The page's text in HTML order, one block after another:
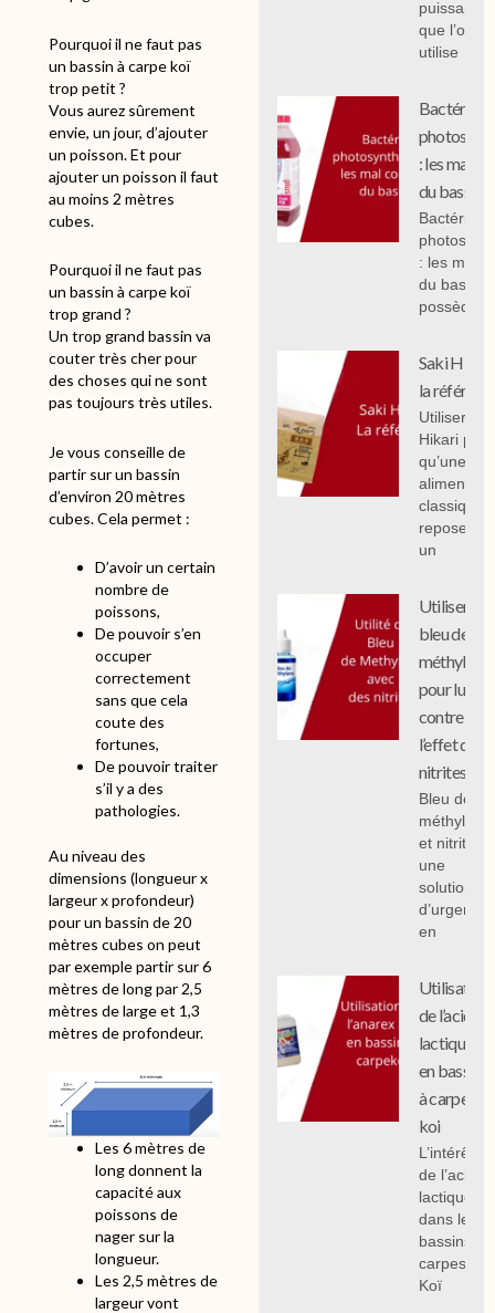
Pourquoi il ne faut pas
un bassin à carpe koï
trop petit ?
Vous aurez sûrement
envie, un jour, d’ajouter
un poisson. Et pour
ajouter un poisson il faut
au moins 2 mètres
cubes.
Pourquoi il ne faut pas
un bassin à carpe koï
trop grand ?
Un trop grand bassin va
couter très cher pour
des choses qui ne sont
pas toujours très utiles.
Je vous conseille de
partir sur un bassin
d’environ 20 mètres
cubes. Cela permet :
D’avoir un certain
nombre de
poissons,
De pouvoir s’en
occuper
correctement
sans que cela
coute des
fortunes,
De pouvoir traiter
s’il y a des
pathologies.
Au niveau des
dimensions (longueur x
largeur x profondeur)
pour un bassin de 20
mètres cubes on peut
par exemple partir sur 6
mètres de long par 2,5
mètres de large et 1,3
mètres de profondeur.
Les 6 mètres de
long donnent la
capacité aux
poissons de
nager sur la
longueur.
Les 2,5 mètres de
largeur vont
puissant
que l’on
utilise
Bactéries
: les mal
du bassin.
Bactéries
: les mal
du bassin,
possèdent
Saki
la
Utiliser
Hikari
qu’une
classique
repose sur
un
Utiliser le
bleu de
méthylène
pour lutter
contre
l’effet des
nitrites
Bleu de
méthylène
et nitrites :
une
solution
d’urgence
en
Utilisation
de l’acide
lactique
en bassin
à carpe
koi
L’intérêt
de l’acide
lactique
dans les
bassins à
carpes
Koï